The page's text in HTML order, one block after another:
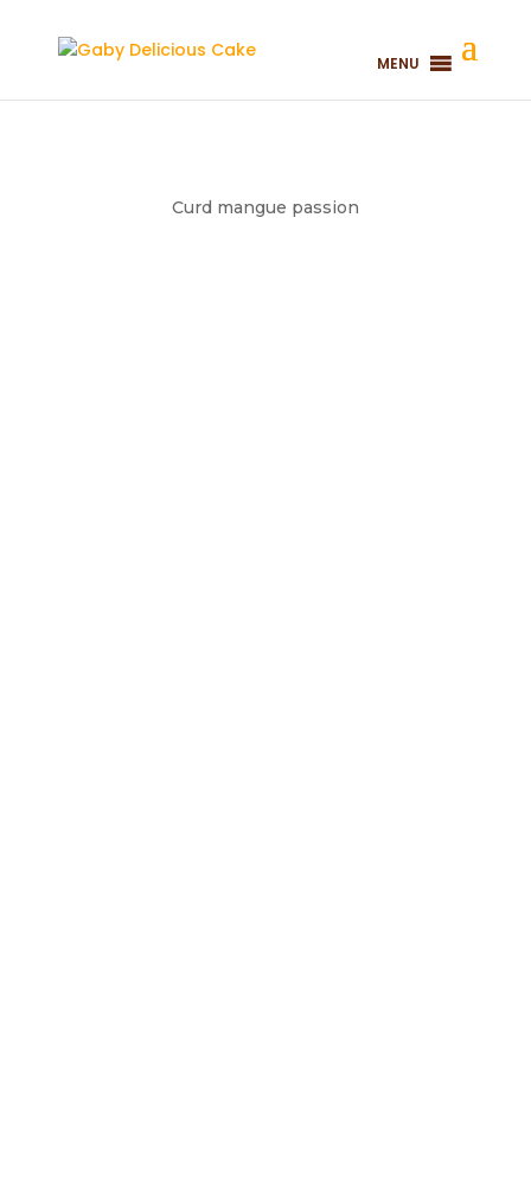
MENU
Curd mangue passion